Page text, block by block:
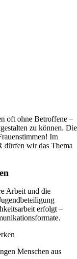
oft ohne Betroffene –
zu können. Die
Im
dürfen wir das Thema
Arbeit und die
erfolgt –
Menschen aus